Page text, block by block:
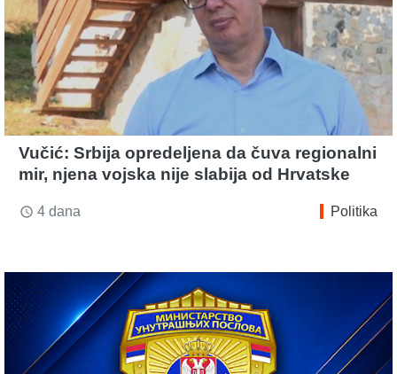
Vučić: Srbija opredeljena da čuva regionalni
mir, njena vojska nije slabija od Hrvatske
access_time 4 dana Politika